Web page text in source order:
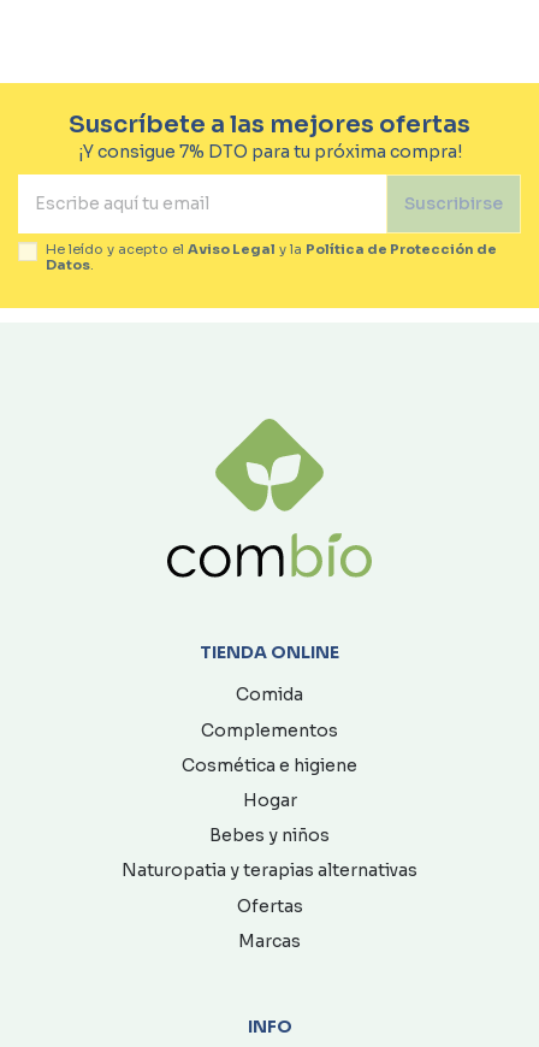
Suscríbete a las mejores ofertas
¡Y consigue 7% DTO para tu próxima compra!
Suscribirse
He leído y acepto el Aviso Legal y la Política de Protección de
Datos
TIENDA ONLINE
Comida
Complementos
Cosmética e higiene
Hogar
Bebes y niños
Naturopatia y terapias alternativas
Ofertas
Marcas
INFO